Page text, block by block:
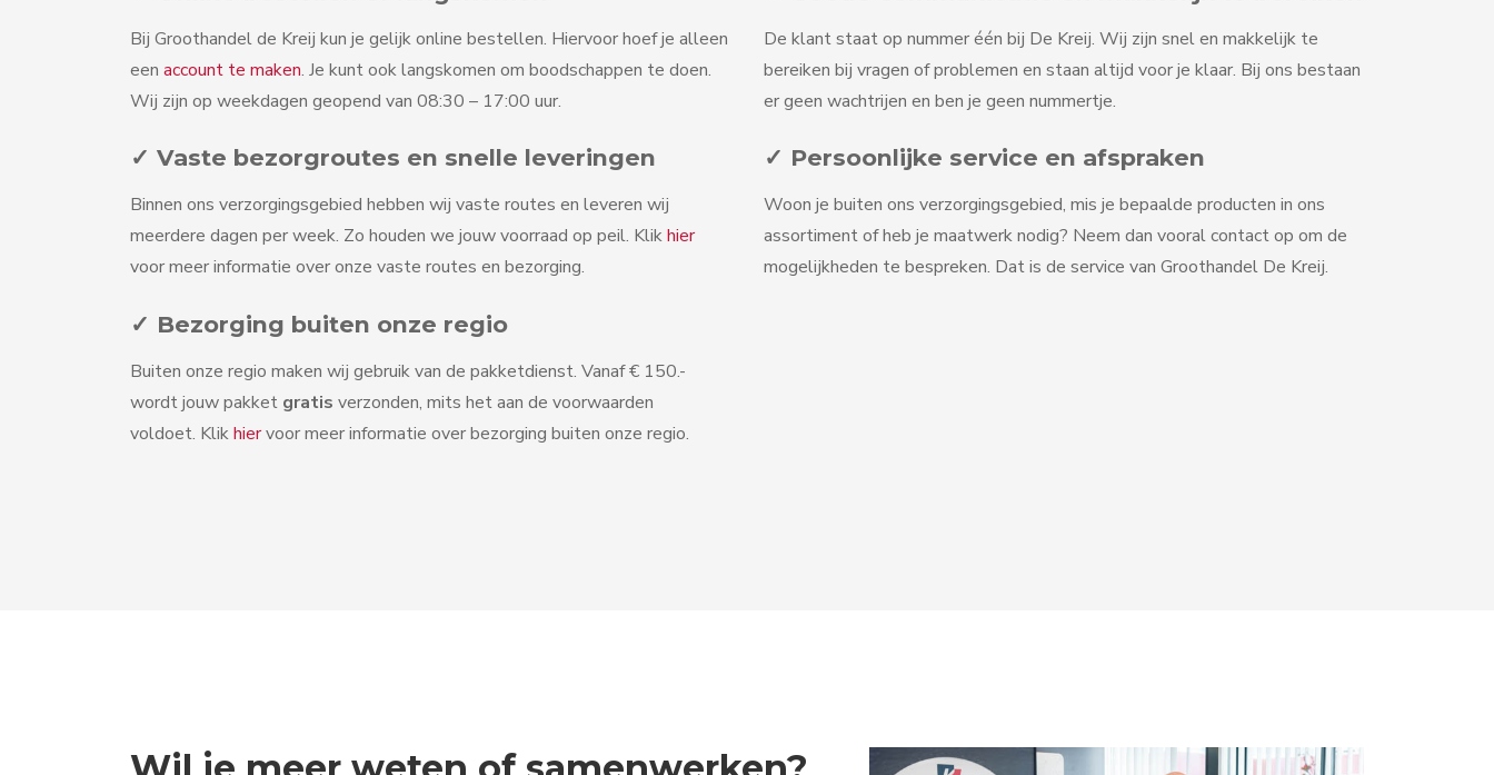
Bij Groothandel de Kreij kun je gelijk online bestellen. Hiervoor hoef je alleen
een account te maken. Je kunt ook langskomen om boodschappen te doen.
Wij zijn op weekdagen geopend van 08:30 – 17:00 uur.
✓ Vaste bezorgroutes en snelle leveringen
Binnen ons verzorgingsgebied hebben wij vaste routes en leveren wij
meerdere dagen per week. Zo houden we jouw voorraad op peil. Klikhier
voor meer informatie over onze vaste routes en bezorging.
✓ Bezorging buiten onze regio
Buiten onze regio maken wij gebruik van de pakketdienst. Vanaf € 150.-
wordt jouw pakket gratis verzonden, mits het aan de voorwaarden
voldoet. Klikhiervoor meer informatie over bezorging buiten onze regio.
De klant staat op nummer één bij De Kreij. Wij zijn snel en makkelijk te
bereiken bij vragen of problemen en staan altijd voor je klaar. Bij ons bestaan
er geen wachtrijen en ben je geen nummertje.
✓ Persoonlijke service en afspraken
Woon je buiten ons verzorgingsgebied, mis je bepaalde producten in ons
assortiment of heb je maatwerk nodig? Neem dan vooral contact op om de
mogelijkheden te bespreken. Dat is de service van Groothandel De Kreij.